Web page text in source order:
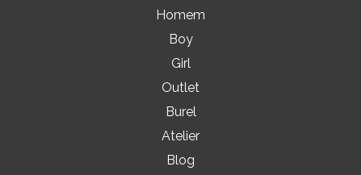
Homem
Boy
Girl
Outlet
Burel
Atelier
Blog